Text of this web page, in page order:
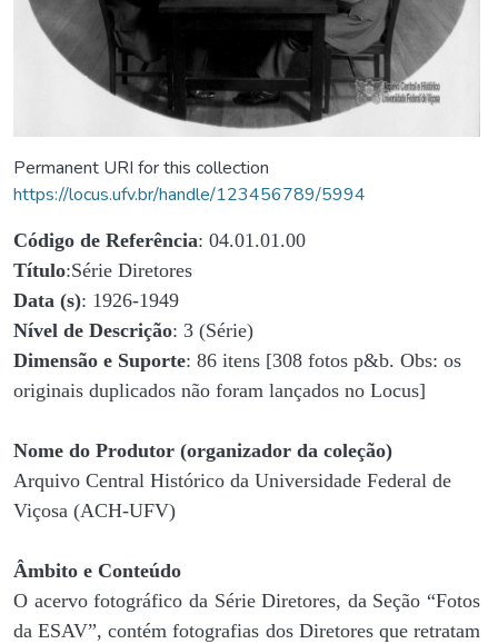
Permanent URI for this collection
https://locus.ufv.br/handle/123456789/5994
Código de Referência: 04.01.01.00
Título:Série Diretores
Data (s): 1926-1949
Nível de Descrição: 3 (Série)
Dimensão e Suporte: 86 itens [308 fotos p&b. Obs: os
originais duplicados não foram lançados no Locus]
Nome do Produtor (organizador da coleção)
Arquivo Central Histórico da Universidade Federal de
Viçosa (ACH-UFV)
Âmbito e Conteúdo
O acervo fotográfico da Série Diretores, da Seção “Fotos
da ESAV”, contém fotografias dos Diretores que retratam